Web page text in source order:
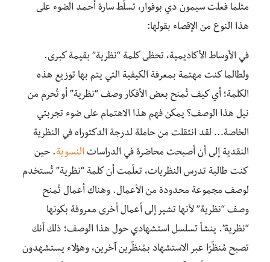
مثلما فعلت سيمون دي بوفوار، تسلّط سارة أحمد الضوء على
هذا النوع من الإقصاء بقولها:
في الأوساط الأكاديمية، تحظى كلمة “نظرية” بقيمة كبرى.
ولطالما كنت مهتمة بمعرفة الكيفية التي يتم بها توزيع هذه
الكلمة؛ أي كيف تُمنح بعض الأفكار وصف “نظرية” أو تُحرم من
نيل هذا الوصف؟ يمكن فهم هذا الاهتمام على ضوء تجربتي
الخاصة… لقد انتقلت من حاملة لدرجة الدكتوراه في النظرية
النقدية إلى أن أصبحت محاضرة في الدراسات النسوية. حين
كنت طالبة تدرس النظريات، تعلّمت أن كلمة “نظرية” تُستخدم
لوصف مجموعة محدودة من الأعمال. وهناك أعمال تُمنح
وصف “نظرية” لأنها تشير إلى أعمال أخرى معروفة بكونها
“نظرية”. ينشأ تسلسل استشهادي حول هذا الوصف؛ ذلك أنك
تصبح مُنظّرًا عبر الاستشهاد بمُنظّرين آخرين، وهؤلاء يستشهدون